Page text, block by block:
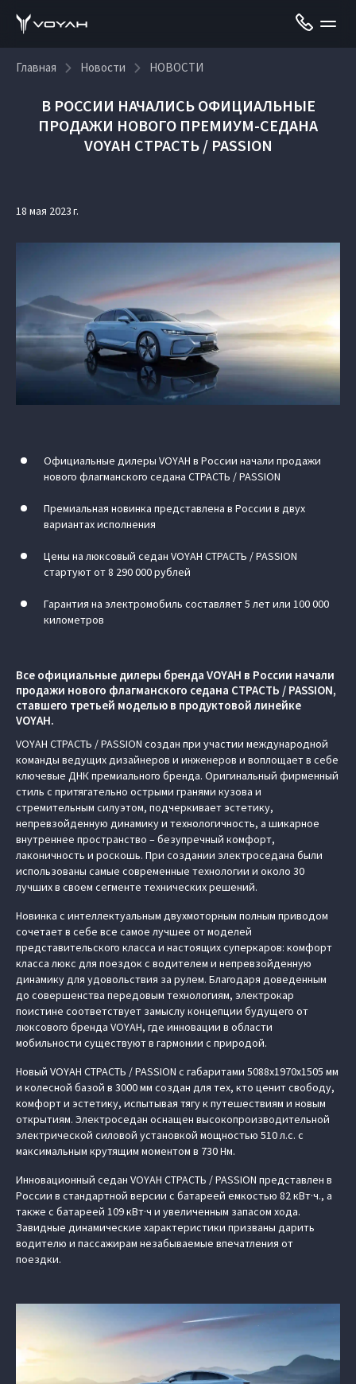
Главная Новости НОВОСТИ
В РОССИИ НАЧАЛИСЬ ОФИЦИАЛЬНЫЕ
ПРОДАЖИ НОВОГО ПРЕМИУМ-СЕДАНА
VOYAH СТРАСТЬ / PASSION
18 мая 2023 г.
Официальные дилеры VOYAH в России начали продажи
нового флагманского седана СТРАСТЬ / PASSION
Премиальная новинка представлена в России в двух
вариантах исполнения
Цены на люксовый седан VOYAH СТРАСТЬ / PASSION
стартуют от 8 290 000 рублей
Гарантия на электромобиль составляет 5 лет или 100 000
километров
Все официальные дилеры бренда VOYAH в России начали
продажи нового флагманского седана СТРАСТЬ / PASSION,
ставшего третьей моделью в продуктовой линейке
VOYAH.
VOYAH СТРАСТЬ / PASSION создан при участии международной
команды ведущих дизайнеров и инженеров и воплощает в себе
ключевые ДНК премиального бренда. Оригинальный фирменный
стиль с притягательно острыми гранями кузова и
стремительным силуэтом, подчеркивает эстетику,
непревзойденную динамику и технологичность, а шикарное
внутреннее пространство – безупречный комфорт,
лаконичность и роскошь. При создании электроседана были
использованы самые современные технологии и около 30
лучших в своем сегменте технических решений.
Новинка с интеллектуальным двухмоторным полным приводом
сочетает в себе все самое лучшее от моделей
представительского класса и настоящих суперкаров: комфорт
класса люкс для поездок с водителем и непревзойденную
динамику для удовольствия за рулем. Благодаря доведенным
до совершенства передовым технологиям, электрокар
поистине соответствует замыслу концепции будущего от
люксового бренда VOYAH, где инновации в области
мобильности существуют в гармонии с природой.
Новый VOYAH СТРАСТЬ / PASSION с габаритами 5088х1970х1505 мм
и колесной базой в 3000 мм создан для тех, кто ценит свободу,
комфорт и эстетику, испытывая тягу к путешествиям и новым
открытиям. Электроседан оснащен высокопроизводительной
электрической силовой установкой мощностью 510 л.с. с
максимальным крутящим моментом в 730 Нм.
Инновационный седан VOYAH СТРАСТЬ / PASSION представлен в
России в стандартной версии с батареей емкостью 82 кВт·ч., а
также с батареей 109 кВт·ч и увеличенным запасом хода.
Завидные динамические характеристики призваны дарить
водителю и пассажирам незабываемые впечатления от
поездки.